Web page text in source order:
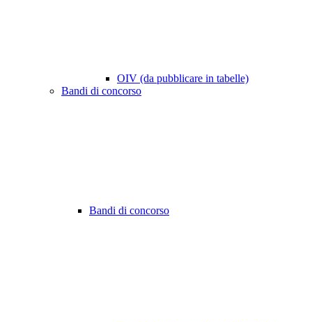
OIV (da pubblicare in tabelle)
Bandi di concorso
Bandi di concorso